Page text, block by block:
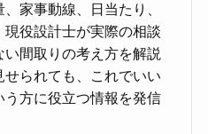
家事動線、日当たり、
役設計士が実際の相談
間取りの考え方を解説
せられても、これでいい
方に役立つ情報を発信